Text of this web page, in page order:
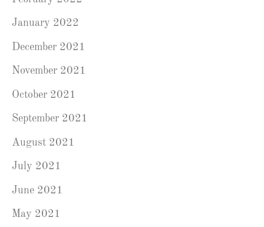
January 2022
December 2021
November 2021
October 2021
September 2021
August 2021
July 2021
June 2021
May 2021